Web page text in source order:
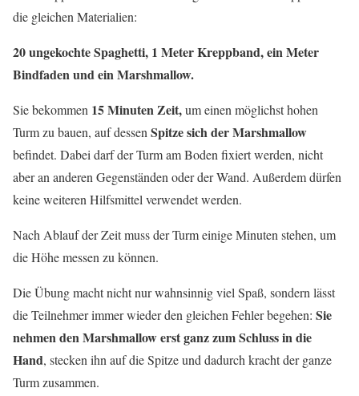
die gleichen Materialien:
20 ungekochte Spaghetti, 1 Meter Kreppband, ein Meter
Bindfaden und ein Marshmallow.
Sie bekommen 15 Minuten Zeit,um einen möglichst hohen
Turm zu bauen, auf dessen Spitze sich der Marshmallow
befindet. Dabei darf der Turm am Boden fixiert werden, nicht
aber an anderen Gegenständen oder der Wand. Außerdem dürfen
keine weiteren Hilfsmittel verwendet werden.
Nach Ablauf der Zeit muss der Turm einige Minuten stehen, um
die Höhe messen zu können.
Die Übung macht nicht nur wahnsinnig viel Spaß, sondern lässt
die Teilnehmer immer wieder den gleichen Fehler begehen: Sie
nehmen den Marshmallow erst ganz zum Schluss in die
Hand, stecken ihn auf die Spitze und dadurch kracht der ganze
Turm zusammen.